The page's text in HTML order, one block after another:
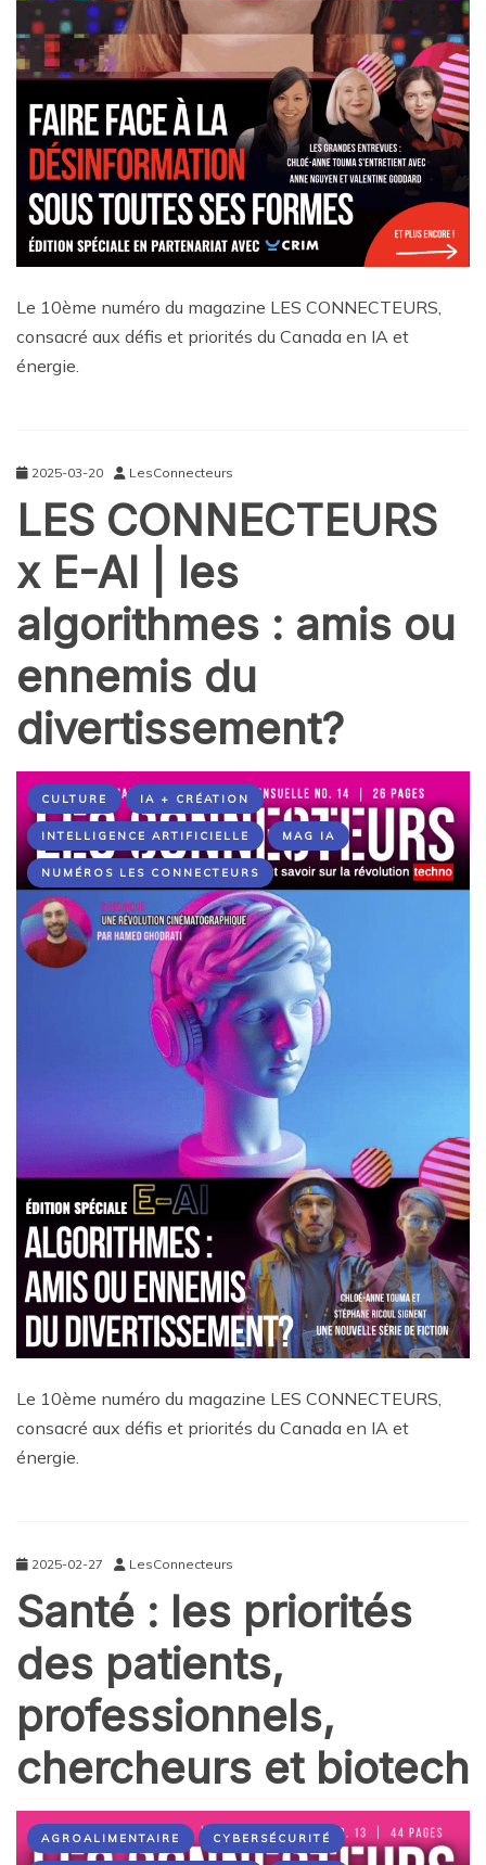
Le 10ème numéro du magazine LES CONNECTEURS,
consacré aux défis et priorités du Canada en IA et
énergie.
2025-03-20 LesConnecteurs
LES CONNECTEURS
x E-AI | les
algorithmes : amis ou
ennemis du
divertissement?
CULTURE IA + CRÉATION
INTELLIGENCE ARTIFICIELLE MAG IA
NUMÉROS LES CONNECTEURS
Le 10ème numéro du magazine LES CONNECTEURS,
consacré aux défis et priorités du Canada en IA et
énergie.
2025-02-27 LesConnecteurs
Santé : les priorités
des patients,
professionnels,
chercheurs et biotech
AGROALIMENTAIRE CYBERSÉCURITÉ